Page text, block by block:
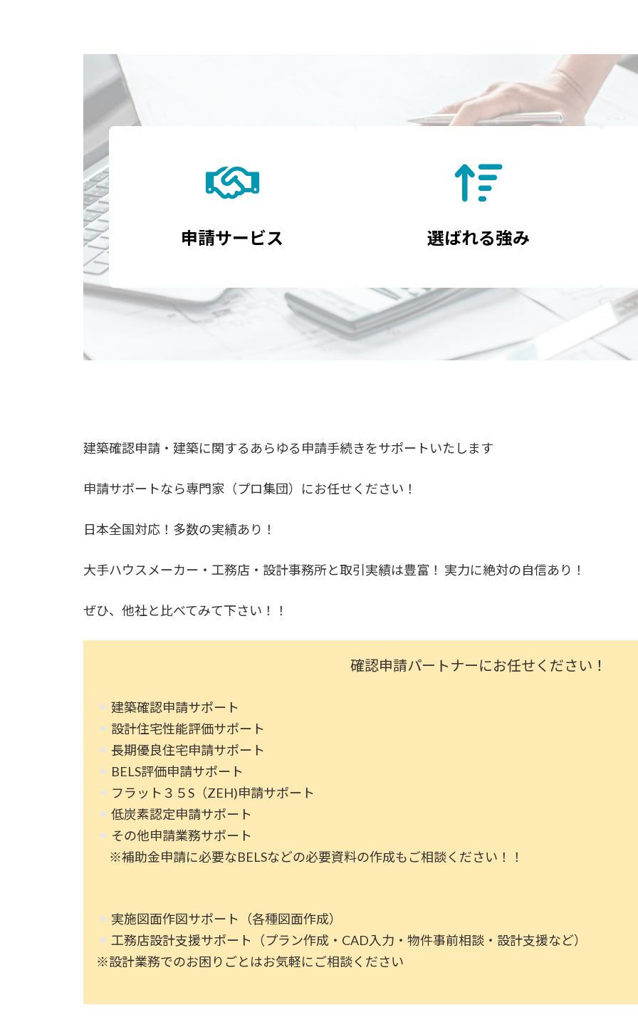
申請サービス 選ばれる強み
建築確認申請・建築に関するあらゆる申請手続きをサポートいたします
申請サポートなら専門家（プロ集団）にお任せください！
日本全国対応！多数の実績あり！
大手ハウスメーカー・工務店・設計事務所と取引実績は豊富！ 実力に絶対の自信あり！
ぜひ、他社と比べてみて下さい！！
確認申請パートナーにお任せください！
建築確認申請サポート
設計住宅性能評価サポート
長期優良住宅申請サポート
BELS評価申請サポート
フラット３５S（ZEH)申請サポート
低炭素認定申請サポート
その他申請業務サポート
※補助金申請に必要なBELSなどの必要資料の作成もご相談ください！！
実施図面作図サポート（各種図面作成）
工務店設計支援サポート（プラン作成・CAD入力・物件事前相談・設計支援など）
※設計業務でのお困りごとはお気軽にご相談ください